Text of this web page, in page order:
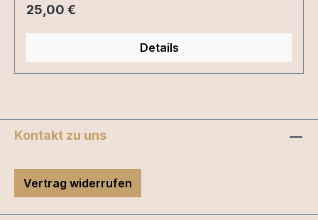
Regulärer Preis:
25,00 €
Details
Kontakt zu uns
Vertrag widerrufen